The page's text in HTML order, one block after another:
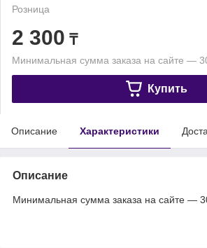
Розница
2 300 ₸
Минимальная сумма заказа на сайте —
Купить
Описание Характеристики
Описание
Минимальная сумма заказа на сайте —